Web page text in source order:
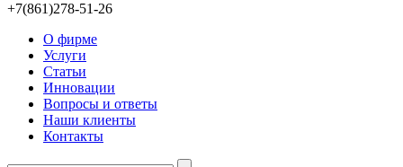
+7(861)278-51-26
О фирме
Услуги
Статьи
Инновации
Вопросы и ответы
Наши клиенты
Контакты